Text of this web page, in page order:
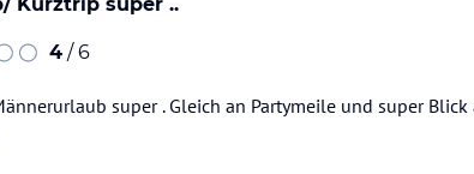
Kurztrip super ..
4 / 6
super . Gleich an Partymeile und super